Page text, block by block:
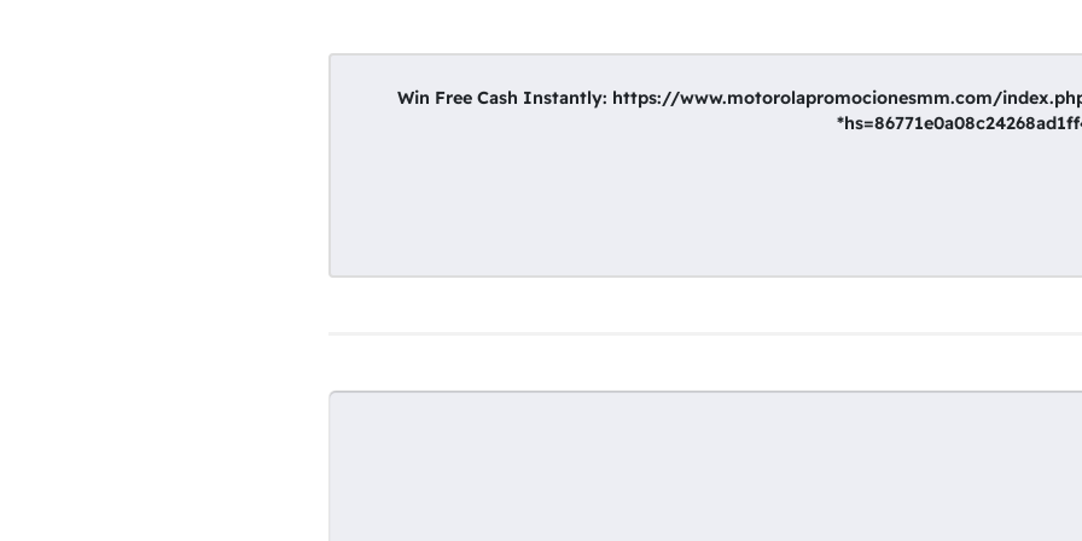
* * * Win Free Cash Instantly: https://www.motorolapromocionesmm.com/